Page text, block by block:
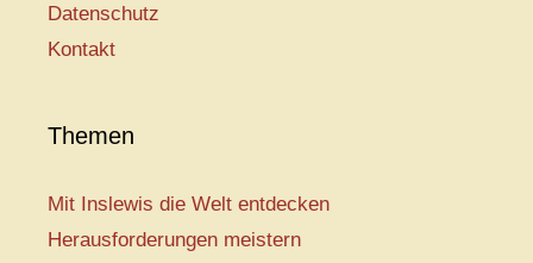
Datenschutz
Kontakt
Themen
Mit Inslewis die Welt entdecken
Herausforderungen meistern